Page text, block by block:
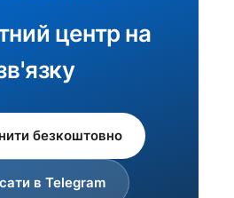
центр на
безкоштовно
в Telegram